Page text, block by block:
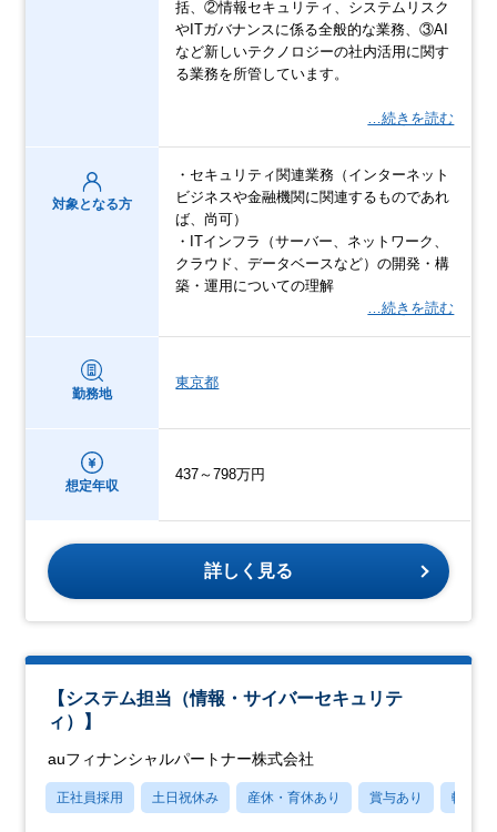
括、②情報セキュリティ、システムリスク
やITガバナンスに係る全般的な業務、③AI
など新しいテクノロジーの社内活用に関す
る業務を所管しています。
…続きを読む
対象となる方
・セキュリティ関連業務（インターネット
ビジネスや金融機関に関連するものであれ
ば、尚可）
・ITインフラ（サーバー、ネットワーク、
クラウド、データベースなど）の開発・構
築・運用についての理解
…続きを読む
勤務地
東京都
想定年収
437～798万円
詳しく見る
【システム担当（情報・サイバーセキュリテ
ィ）】
auフィナンシャルパートナー株式会社
正社員採用 土日祝休み 産休・育休あり 賞与あり 転勤な